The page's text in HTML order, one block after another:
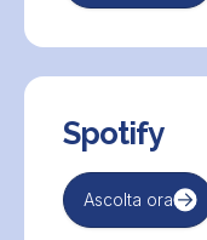
‍Spotify
Ascolta ora